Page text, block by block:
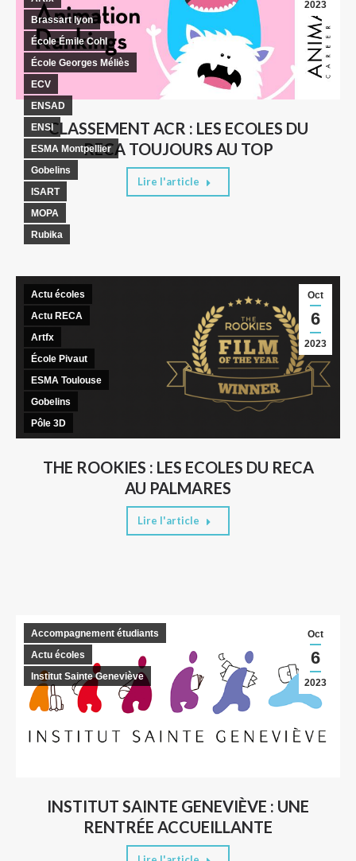
CLASSEMENT ACR : LES ECOLES DU
RECA TOUJOURS AU TOP
2023
Brassart lyon
École Émile Cohl
École Georges Méliès
ECV
ENSAD
ENSI
ESMA Montpellier
Gobelins
ISART
MOPA
Rubika
Lire l'article
THE ROOKIES : LES ECOLES DU RECA
AU PALMARES
Oct
6
2023
Actu écoles
Actu RECA
Artfx
École Pivaut
ESMA Toulouse
Gobelins
Pôle 3D
Lire l'article
INSTITUT SAINTE GENEVIÈVE : UNE
RENTRÉE ACCUEILLANTE
Oct
6
2023
Accompagnement étudiants
Actu écoles
Institut Sainte Geneviève